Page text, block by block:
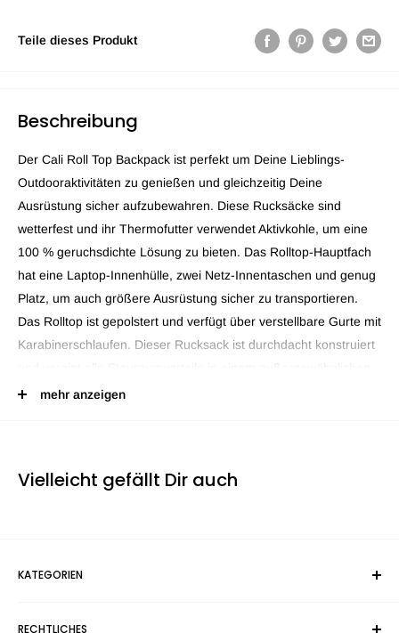
Teile dieses Produkt
Beschreibung
Der Cali Roll Top Backpack ist perfekt um Deine Lieblings-
Outdooraktivitäten zu genießen und gleichzeitig Deine
Ausrüstung sicher aufzubewahren. Diese Rucksäcke sind
wetterfest und ihr Thermofutter verwendet Aktivkohle, um eine
100 % geruchsdichte Lösung zu bieten. Das Rolltop-Hauptfach
hat eine Laptop-Innenhülle, zwei Netz-Innentaschen und genug
Platz, um auch größere Ausrüstung sicher zu transportieren.
Das Rolltop ist gepolstert und verfügt über verstellbare Gurte mit
Karabinerschlaufen. Dieser Rucksack ist durchdacht konstruiert
Reisebegleiter für die freie Natur.
Aktivkohle, Thermofutter
mehr anzeigen
Vielleicht gefällt Dir auch
KATEGORIEN
RECHTLICHES